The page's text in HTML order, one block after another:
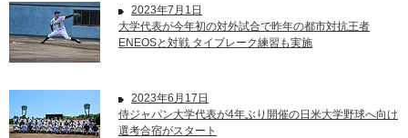
2023年7月1日
大学代表が今年初の対外試合で昨年の都市対抗王者
ENEOSと対戦 タイブレーク練習も実施
2023年6月17日
侍ジャパン大学代表が4年ぶり開催の日米大学野球へ向け
選考合宿がスタート